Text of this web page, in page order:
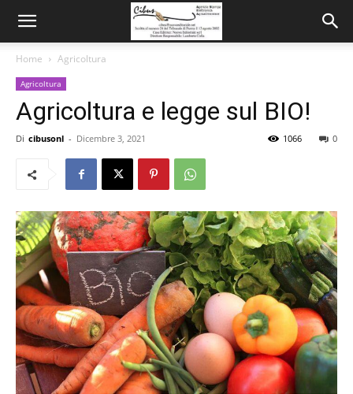
Home Agricoltura
Agricoltura
Agricoltura e legge sul BIO!
Di cibusonl - Dicembre 3, 2021 0
1066